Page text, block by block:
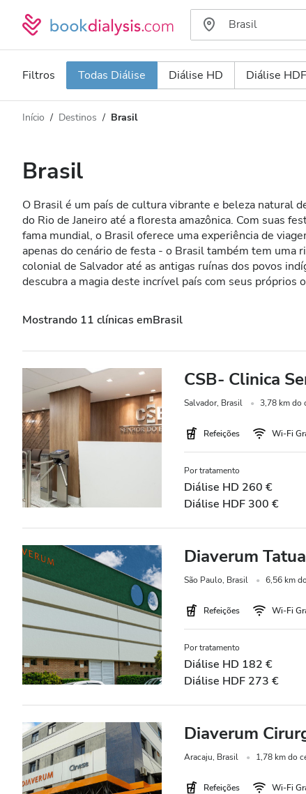
Filtros Todas Diálise Diálise HD Diálise HDF
Tipo de Diálise
Todas Diálise
Diálise HDF
Aceita
Pacientes com Hepatite B
Pacientes com Hepatite C
CESD
CMSD
Instalações
Refeições
Ecrãs de televisão
Transferência Gratuita
Estacionamento Grátis
Preço
100 - 200 EUR
200 - 300 EUR
300+ EUR
Distância
Avaliação
Preço
Início Destinos Brasil
Brasil
O Brasil é um país de cultura vibrante e beleza natural
do Rio de Janeiro até a floresta amazônica. Com suas
fama mundial, o Brasil oferece uma experiência de
apenas do cenário de festa - o Brasil também tem uma
colonial de Salvador até as antigas ruínas dos povos
descubra a magia deste incrível país com seus próprios
Mostrando 11 clínicas emBrasil
CSB- Clinica
Salvador, Brasil 3,78 km do
Refeições Wi-Fi
Por tratamento
Diálise HD 260 €
Diálise HDF 300 €
Diaverum
São Paulo, Brasil 6,56 km
Refeições Wi-Fi
Por tratamento
Diálise HD 182 €
Diálise HDF 273 €
Diaverum
Aracaju, Brasil 1,78 km do
Refeições Wi-Fi